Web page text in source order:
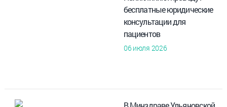
бесплатные юридические
консультации для
пациентов
06 июля 2026